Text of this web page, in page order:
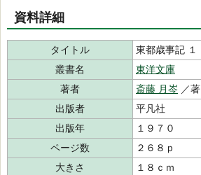
資料詳細
タイトル
東都歳事記 １
叢書名
東洋文庫
著者
斎藤 月岑 ／著,
出版者
平凡社
出版年
１９７０
ページ数
２６８ｐ
大きさ
１８ｃｍ